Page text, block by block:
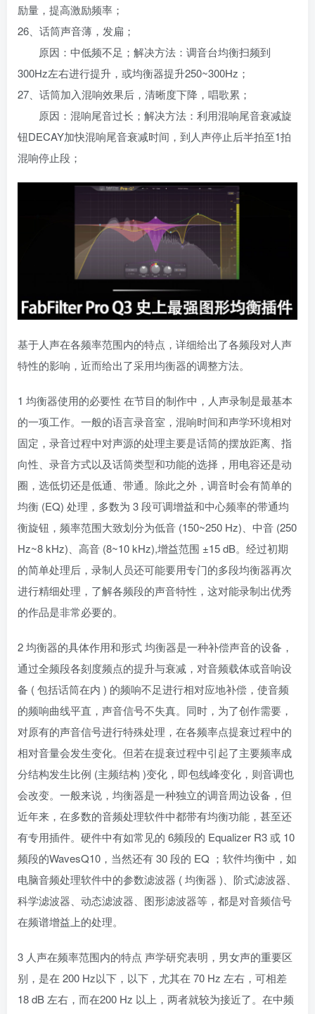
励量，提高激励频率；
26、话筒声音薄，发扁；
原因：中低频不足；解决方法：调音台均衡扫频到
300Hz左右进行提升，或均衡器提升250~300Hz；
27、话筒加入混响效果后，清晰度下降，唱歌累；
原因：混响尾音过长；解决方法：利用混响尾音衰减旋
钮DECAY加快混响尾音衰减时间，到人声停止后半拍至1拍
混响停止段；
基于人声在各频率范围内的特点，详细给出了各频段对人声
特性的影响，近而给出了采用均衡器的调整方法。
1 均衡器使用的必要性 在节目的制作中，人声录制是最基本
的一项工作。一般的语言录音室，混响时间和声学环境相对
固定，录音过程中对声源的处理主要是话筒的摆放距离、指
向性、录音方式以及话筒类型和功能的选择，用电容还是动
圈，选低切还是低通、带通。除此之外，调音时会有简单的
均衡 (EQ) 处理，多数为 3 段可调增益和中心频率的带通均
衡旋钮，频率范围大致划分为低音 (150~250 Hz)、中音 (250
Hz~8 kHz)、高音 (8~10 kHz),增益范围 ±15 dB。经过初期
的简单处理后，录制人员还可能要用专门的多段均衡器再次
进行精细处理，了解各频段的声音特性，这对能录制出优秀
的作品是非常必要的。
2 均衡器的具体作用和形式 均衡器是一种补偿声音的设备，
通过全频段各刻度频点的提升与衰减，对音频载体或音响设
备 ( 包括话筒在内 ) 的频响不足进行相对应地补偿，使音频
的频响曲线平直，声音信号不失真。同时，为了创作需要，
对原有的声音信号进行特殊处理，在各频率点提衰过程中的
相对音量会发生变化。但若在提衰过程中引起了主要频率成
分结构发生比例 (主频结构 )变化，即包线峰变化，则音调也
会改变。一般来说，均衡器是一种独立的调音周边设备，但
近年来，在多数的音频处理软件中都带有均衡功能，甚至还
有专用插件。硬件中有如常见的 6频段的 Equalizer R3 或 10
频段的WavesQ10，当然还有 30 段的 EQ ；软件均衡中，如
电脑音频处理软件中的参数滤波器 ( 均衡器 )、阶式滤波器、
科学滤波器、动态滤波器、图形滤波器等，都是对音频信号
在频谱增益上的处理。
3 人声在频率范围内的特点 声学研究表明，男女声的重要区
别，是在 200 Hz以下，以下，尤其在 70 Hz 左右，可相差
18 dB 左右，而在200 Hz 以上，两者就较为接近了。在中频